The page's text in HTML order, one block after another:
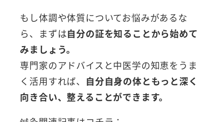
もし体調や体質についてお悩みがあるな
ら、まずは自分の証を知ることから始めて
みましょう。
専門家のアドバイスと中医学の知恵をうま
く活用すれば、 自分自身の体ともっと深く
向き合い、整えることができます。